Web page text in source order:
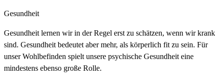
Gesundheit
Gesundheit lernen wir in der Regel erst zu schätzen, wenn wir krank
sind. Gesundheit bedeutet aber mehr, als körperlich fit zu sein. Für
unser Wohlbefinden spielt unsere psychische Gesundheit eine
mindestens ebenso große Rolle.